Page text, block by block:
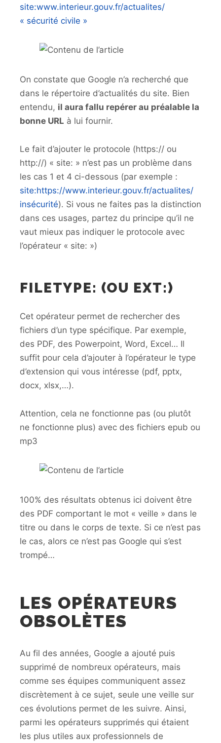
site:www.interieur.gouv.fr/actualites/
« sécurité civile »
On constate que Google n’a recherché que
dans le répertoire d’actualités du site. Bien
entendu, il aura fallu repérer au préalable la
bonne URL à lui fournir.
Le fait d’ajouter le protocole (https:// ou
http://) « site: » n’est pas un problème dans
les cas 1 et 4 ci-dessous (par exemple :
site:https://www.interieur.gouv.fr/actualites/
insécurité). Si vous ne faites pas la distinction
dans ces usages, partez du principe qu’il ne
vaut mieux pas indiquer le protocole avec
l’opérateur « site: »)
FILETYPE: (OU EXT:)
Cet opérateur permet de rechercher des
fichiers d’un type spécifique. Par exemple,
des PDF, des Powerpoint, Word, Excel… Il
suffit pour cela d’ajouter à l’opérateur le type
d’extension qui vous intéresse (pdf, pptx,
docx, xlsx,…).
Attention, cela ne fonctionne pas (ou plutôt
ne fonctionne plus) avec des fichiers epub ou
mp3
100% des résultats obtenus ici doivent être
des PDF comportant le mot « veille » dans le
titre ou dans le corps de texte. Si ce n’est pas
le cas, alors ce n’est pas Google qui s’est
trompé…
LES OPÉRATEURS
OBSOLÈTES
Au fil des années, Google a ajouté puis
supprimé de nombreux opérateurs, mais
comme ses équipes communiquent assez
discrètement à ce sujet, seule une veille sur
ces évolutions permet de les suivre. Ainsi,
parmi les opérateurs supprimés qui étaient
les plus utiles aux professionnels de